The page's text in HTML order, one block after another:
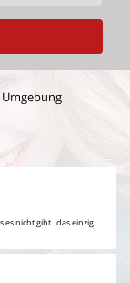
es nicht gibt...das einzig